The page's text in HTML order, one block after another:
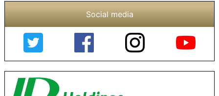
Social media